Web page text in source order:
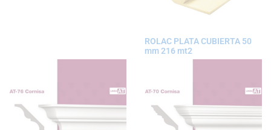
ROLAC PLATA CUBIERTA 50
mm 216 mt2